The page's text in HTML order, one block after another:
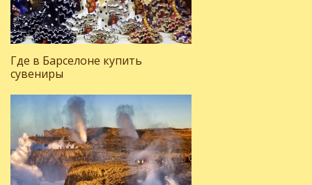
Где в Барселоне купить
сувениры